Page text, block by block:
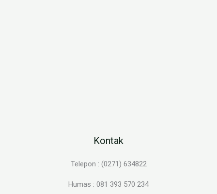
Kontak
Telepon : (0271) 634822
Humas : 081 393 570 234